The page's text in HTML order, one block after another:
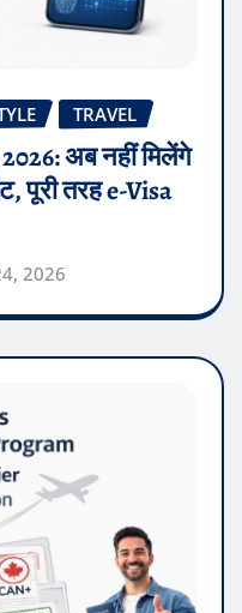
TRAVEL
अब नहीं मिलेंगे
पूरी तरह e-Visa
2026